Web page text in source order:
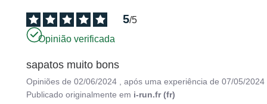
5/5
Opinião verificada
sapatos muito bons
Opiniões de02/06/2024 , após uma experiência de07/05/2024
Publicado originalmente em i-run.fr (fr)